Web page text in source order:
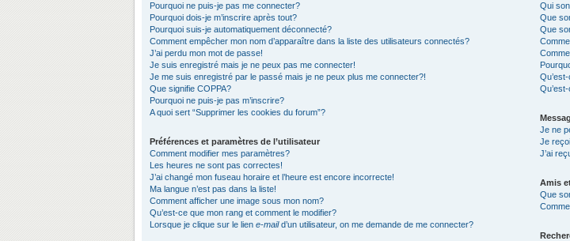
Pourquoi ne puis-je pas me connecter?
Pourquoi dois-je m’inscrire après tout?
Pourquoi suis-je automatiquement déconnecté?
Comment empêcher mon nom d’apparaître dans la liste des utilisateurs connectés?
J’ai perdu mon mot de passe!
Je suis enregistré mais je ne peux pas me connecter!
Je me suis enregistré par le passé mais je ne peux plus me connecter?!
Que signifie COPPA?
Pourquoi ne puis-je pas m’inscrire?
A quoi sert “Supprimer les cookies du forum”?
Préférences et paramètres de l’utilisateur
Comment modifier mes paramètres?
Les heures ne sont pas correctes!
J’ai changé mon fuseau horaire et l’heure est encore incorrecte!
Ma langue n’est pas dans la liste!
Comment afficher une image sous mon nom?
Qu’est-ce que mon rang et comment le modifier?
Lorsque je clique sur le lien e-maild’un utilisateur, on me demande de me connecter?
Qui
Que
Que
Je ne
Je
J’ai
Amis
Que